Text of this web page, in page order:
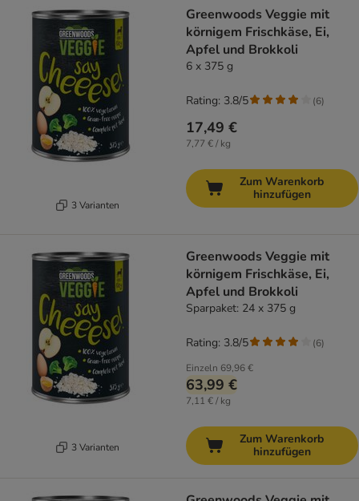
3 Varianten
Greenwoods Veggie mit
körnigem Frischkäse, Ei,
Apfel und Brokkoli
6 x 375 g
17,49 €
7,77 € / kg
Rating: 3.8/5 (6)
Zum Warenkorb
hinzufügen
3 Varianten
Greenwoods Veggie mit
körnigem Frischkäse, Ei,
Apfel und Brokkoli
Sparpaket: 24 x 375 g
Einzeln 69,96 €
63,99 €
7,11 € / kg
Rating: 3.8/5 (6)
Zum Warenkorb
hinzufügen